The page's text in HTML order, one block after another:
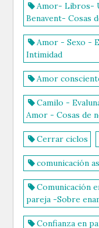
Amor- Libros-
Benavent- Cosas
Amor - Sexo -
Intimidad
Amor
Camilo -
Amor - Cosas de
Cerrar ciclos
comunicación
Comunicación
pareja -Sobre
Confianza en